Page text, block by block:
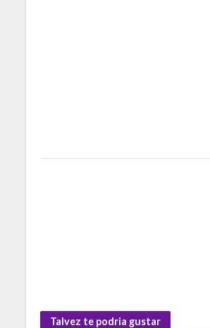
Talvez te podria gustar